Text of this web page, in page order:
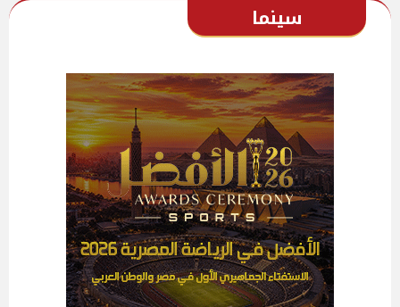
سينما